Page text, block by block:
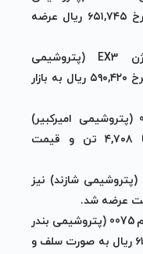
۶۵۱,۷۴۵ ریال
عرضه
پلی‌اتیلن سنگین اکستروژن EX3 (پتروشیمی
۵۹۰,۴۲۰ ریال
به بازار
۴,۷۰۸ تن
و قیمت
نیز
عرضه شد.
پلی‌اتیلن سبک فیلم 0075 (پتروشیمی بندر
به صورت سلف و